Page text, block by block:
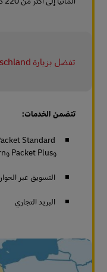
تفضل بزيارة Post & Paket Deutschland
تتضمن الخدمات:
وPacket Plus وPacket Return
التسويق عبر الحوار
البريد التجاري